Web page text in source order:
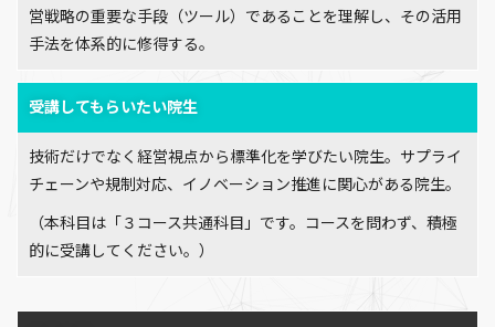
営戦略の重要な手段（ツール）であることを理解し、その活用
手法を体系的に修得する。
受講してもらいたい院生
技術だけでなく経営視点から標準化を学びたい院生。サプライ
チェーンや規制対応、イノベーション推進に関心がある院生。
（本科目は「３コース共通科目」です。コースを問わず、積極
的に受講してください。）